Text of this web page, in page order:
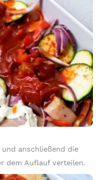
anschließend die
dem Auflauf verteilen.